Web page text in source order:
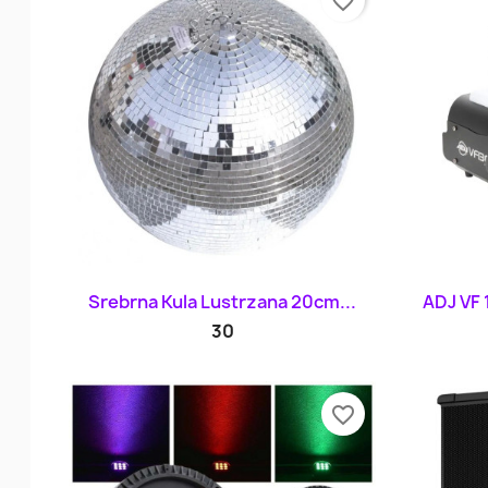
Szybki podgląd
Srebrna Kula Lustrzana 20cm...
30
ADJ
favorite_border